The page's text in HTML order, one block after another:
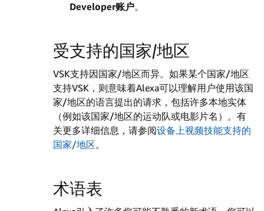
Developer账户。
受支持的国家/地区
VSK支持因国家/地区而异。如果某个国家/地区
支持VSK，则意味着Alexa可以理解用户使用该国
家/地区的语言提出的请求，包括许多本地实体
（例如该国家/地区的运动队或电影片名）。有
关更多详细信息，请参阅设备上视频技能支持的
国家/地区。
术语表